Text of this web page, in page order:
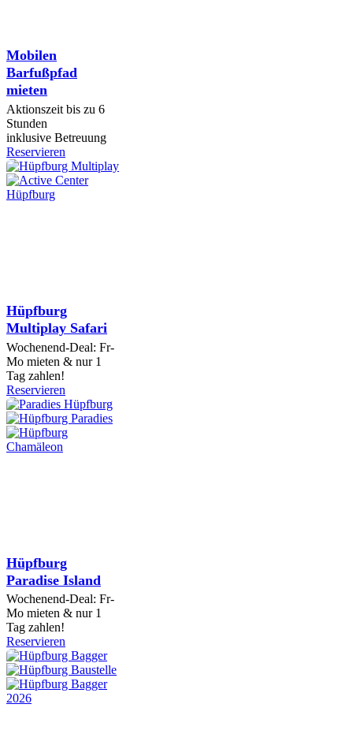
Mobilen
Barfußpfad
mieten
Aktionszeit bis zu 6
Stunden
inklusive Betreuung
Reservieren
Hüpfburg
Multiplay Safari
Wochenend-Deal: Fr-
Mo mieten & nur 1
Tag zahlen!
Reservieren
Hüpfburg
Paradise Island
Wochenend-Deal: Fr-
Mo mieten & nur 1
Tag zahlen!
Reservieren